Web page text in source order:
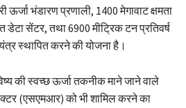
ऊर्जा भंडारण प्रणाली, 1400 मेगावाट क्षमता
सेंटर, तथा 6900 मीट्रिक टन प्रतिवर्ष
स्थापित करने की योजना है।
की स्वच्छ ऊर्जा तकनीक माने जाने वाले
(एसएमआर) को भी शामिल करने का